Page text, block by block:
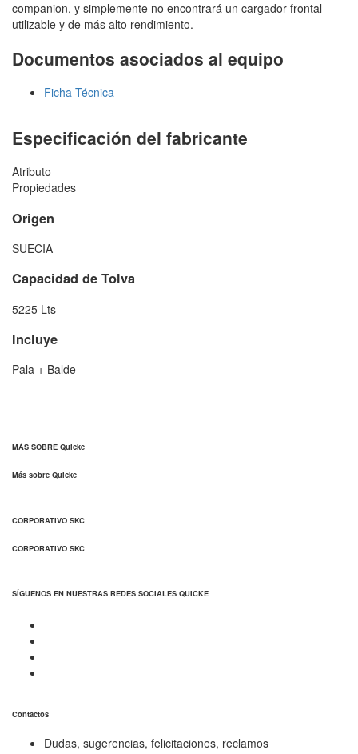
companion, y simplemente no encontrará un cargador frontal
utilizable y de más alto rendimiento.
Documentos asociados al equipo
Ficha Técnica
Especificación del fabricante
Atributo
Propiedades
Origen
SUECIA
Capacidad de Tolva
5225 Lts
Incluye
Pala + Balde
MÁS SOBRE Quicke
Más sobre Quicke
CORPORATIVO SKC
CORPORATIVO SKC
SÍGUENOS EN NUESTRAS REDES SOCIALES QUICKE
Contactos
Dudas, sugerencias, felicitaciones, reclamos